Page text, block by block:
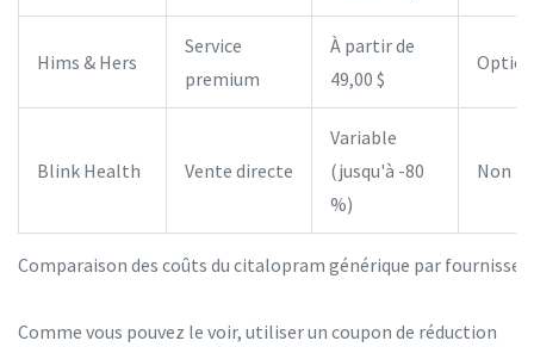
Comparaison des coûts du citalopram générique par
Hims & Hers
Service
premium
À partir de
49,00 $
Blink Health Vente directe
Variable
(jusqu'à -80
%)
Non
Comme vous pouvez le voir, utiliser un coupon de réduction